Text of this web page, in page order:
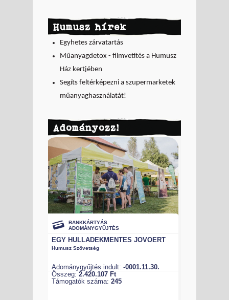
Humusz hírek
Egyhetes zárvatartás
Műanyagdetox - filmvetítés a Humusz
Ház kertjében
Segíts feltérképezni a szupermarketek
műanyaghasználatát!
Adományozz!